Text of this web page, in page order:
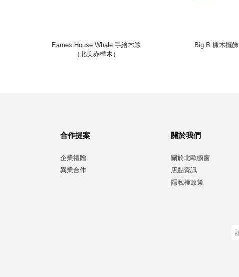
Eames House Whale 手繪木鯨
（北美赤樺木）
Big B 橡木擺飾
合作提案
企業禮贈
異業合作
關於我們
關於北歐櫥窗
店點資訊
隱私權政策